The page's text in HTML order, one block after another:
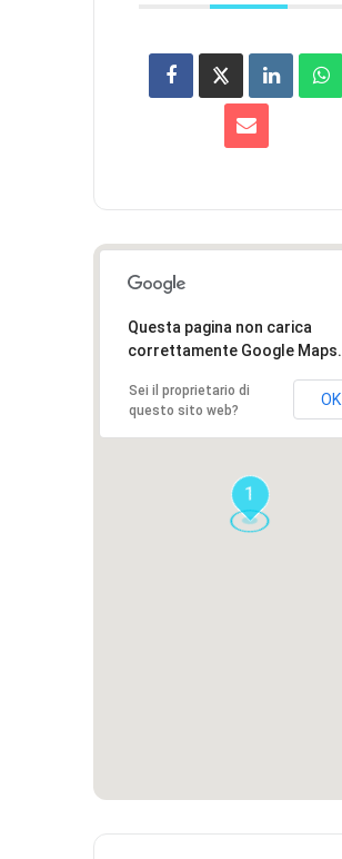
1
Questa pagina non carica
correttamente Google Maps.
Sei il proprietario di
questo sito web?
OK